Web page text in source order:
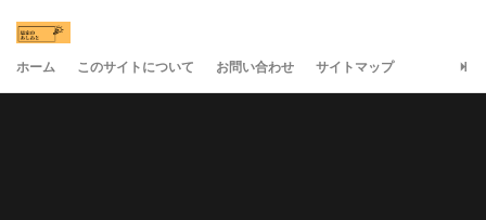
ホーム このサイトについて お問い合わせ サイトマップ